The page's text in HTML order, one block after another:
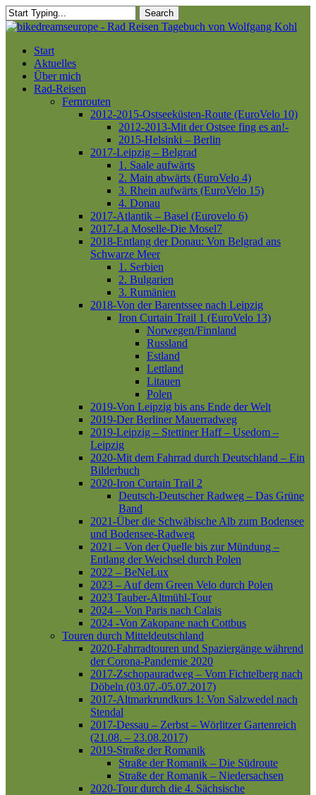
Skip
to
content
Search
Close
Menu
Start
Aktuelles
Über mich
Rad-Reisen
Fernrouten
2012-2015-Ostseeküsten-Route (EuroVelo 10)
2012-2013-Mit der Ostsee fing es an!-
2015-Helsinki – Berlin
2017-Leipzig – Belgrad
1. Saale aufwärts
2. Main abwärts (EuroVelo 4)
3. Rhein aufwärts (EuroVelo 15)
4. Donau
2017-Atlantik – Basel (Eurovelo 6)
2017-La Moselle-Die Mosel7
2018-Entlang der Donau: Von Belgrad ans
Schwarze Meer
1. Serbien
2. Bulgarien
3. Rumänien
2018-Von der Barentssee nach Leipzig
Iron Curtain Trail 1 (EuroVelo 13)
Norwegen/Finnland
Russland
Estland
Lettland
Litauen
Polen
2019-Von Leipzig bis ans Ende der Welt
2019-Der Berliner Mauerradweg
2019-Leipzig – Stettiner Haff – Usedom –
Leipzig
2020-Mit dem Fahrrad durch Deutschland – Ein
Bilderbuch
2020-Iron Curtain Trail 2
Deutsch-Deutscher Radweg – Das Grüne
Band
2021-Über die Schwäbische Alb zum Bodensee
und Bodensee-Radweg
2021 – Von der Quelle bis zur Mündung –
Entlang der Weichsel durch Polen
2022 – BeNeLux
2023 – Auf dem Green Velo durch Polen
2023 Tauber-Altmühl-Tour
2024 – Von Paris nach Calais
2024 -Von Zakopane nach Cottbus
Touren durch Mitteldeutschland
2020-Fahrradtouren und Spaziergänge während
der Corona-Pandemie 2020
2017-Zschopauradweg – Vom Fichtelberg nach
Döbeln (03.07.-05.07.2017)
2017-Altmarkrundkurs 1: Von Salzwedel nach
Stendal
2017-Dessau – Zerbst – Wörlitzer Gartenreich
(21.08. – 23.08.2017)
2019-Straße der Romanik
Straße der Romanik – Die Südroute
Straße der Romanik – Niedersachsen
2020-Tour durch die 4. Sächsische